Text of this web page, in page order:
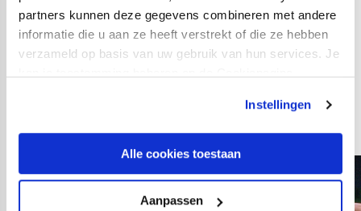
partners kunnen deze gegevens combineren met andere
informatie die u aan ze heeft verstrekt of die ze hebben
verzameld op basis van uw gebruik van hun services. Je
Instellingen
Alle cookies toestaan
Aanpassen
Foto's van eerdere
edities van ADO Den